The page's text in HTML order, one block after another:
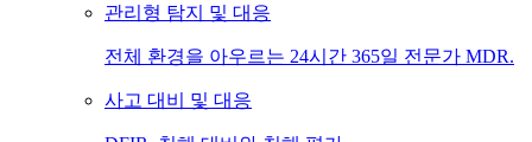
관리형 탐지 및 대응
전체 환경을 아우르는 24시간 365일 전문가 MDR.
사고 대비 및 대응